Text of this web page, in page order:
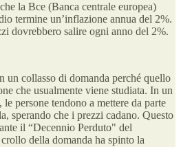
la Bce (Banca centrale europea)
termine un’inflazione annua del 2%.
dovrebbero salire ogni anno del 2%.
un collasso di domanda perché quello
che usualmente viene studiata. In un
persone tendono a mettere da parte
sperando che i prezzi cadano. Questo
il “Decennio Perduto" del
della domanda ha spinto la